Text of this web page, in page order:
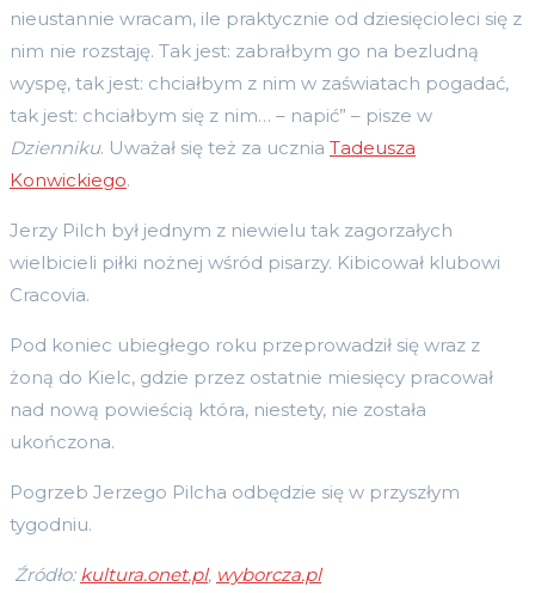
nieustannie wracam, ile praktycznie od dziesięcioleci się z
nim nie rozstaję. Tak jest: zabrałbym go na bezludną
wyspę, tak jest: chciałbym z nim w zaświatach pogadać,
tak jest: chciałbym się z nim… – napić” – pisze w
Dzienniku. Uważał się też za ucznia Tadeusza
Konwickiego.
Jerzy Pilch był jednym z niewielu tak zagorzałych
wielbicieli piłki nożnej wśród pisarzy. Kibicował klubowi
Cracovia.
Pod koniec ubiegłego roku przeprowadził się wraz z
żoną do Kielc, gdzie przez ostatnie miesięcy pracował
nad nową powieścią która, niestety, nie została
ukończona.
Pogrzeb Jerzego Pilcha odbędzie się w przyszłym
tygodniu.
Źródło: kultura.onet.pl, wyborcza.pl